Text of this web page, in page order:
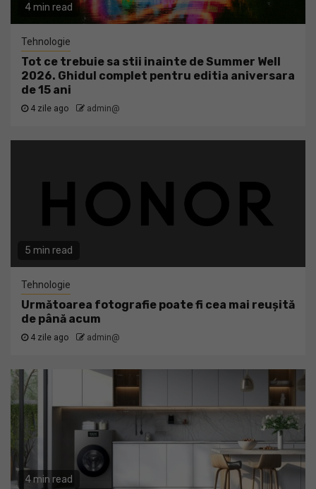
4 min read
Tehnologie
Tot ce trebuie sa stii inainte de Summer Well
2026. Ghidul complet pentru editia aniversara
de 15 ani
4 zile ago admin@
5 min read
Tehnologie
Următoarea fotografie poate fi cea mai reușită
de până acum
4 zile ago admin@
4 min read